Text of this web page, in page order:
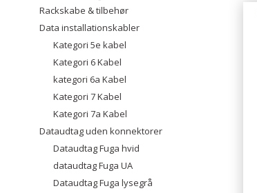
Rackskabe & tilbehør
Data installationskabler
Kategori 5e kabel
Kategori 6 Kabel
kategori 6a Kabel
Kategori 7 Kabel
Kategori 7a Kabel
Dataudtag uden konnektorer
Dataudtag Fuga hvid
dataudtag Fuga UA
Dataudtag Fuga lysegrå